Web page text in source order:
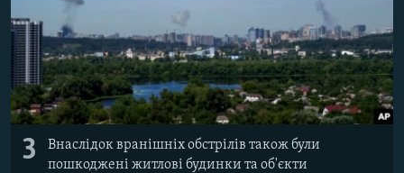
3
Внаслідок вранішніх обстрілів також були
пошкоджені житлові будинки та об'єкти